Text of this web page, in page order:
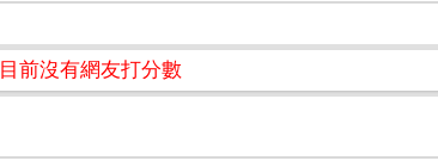
目前沒有網友打分數